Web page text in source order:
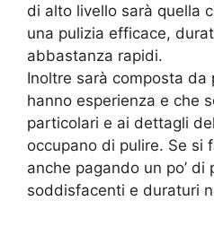
di alto livello sarà quella
una pulizia efficace,
abbastanza rapidi.
Inoltre sarà composta da
hanno esperienza e che
particolari e ai dettagli
occupano di pulire. Se si
anche pagando un po’
soddisfacenti e duraturi